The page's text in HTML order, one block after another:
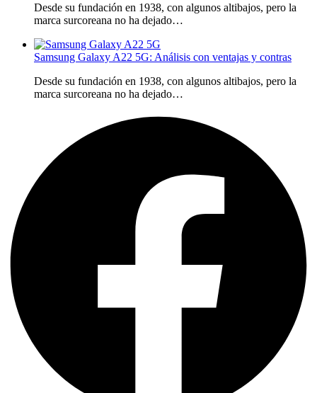
Desde su fundación en 1938, con algunos altibajos, pero la
marca surcoreana no ha dejado…
Samsung Galaxy A22 5G: Análisis con ventajas y contras
Desde su fundación en 1938, con algunos altibajos, pero la
marca surcoreana no ha dejado…